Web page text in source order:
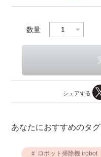
数量
シェアする
あなたにおすすめのタグ
ロボット掃除機 irobot